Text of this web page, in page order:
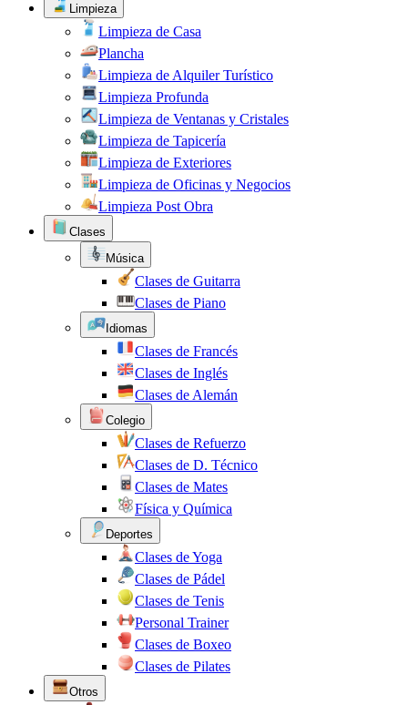
Limpieza
Limpieza de Casa
Plancha
Limpieza de Alquiler Turístico
Limpieza Profunda
Limpieza de Ventanas y Cristales
Limpieza de Tapicería
Limpieza de Exteriores
Limpieza de Oficinas y Negocios
Limpieza Post Obra
Clases
Música
Clases de Guitarra
Clases de Piano
Idiomas
Clases de Francés
Clases de Inglés
Clases de Alemán
Colegio
Clases de Refuerzo
Clases de D. Técnico
Clases de Mates
Física y Química
Deportes
Clases de Yoga
Clases de Pádel
Clases de Tenis
Personal Trainer
Clases de Boxeo
Clases de Pilates
Otros